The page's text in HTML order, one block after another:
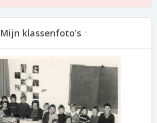
Mijn klassenfoto's 1